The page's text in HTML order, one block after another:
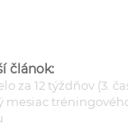
článok:
za 12 týždňov (3.
mesiac